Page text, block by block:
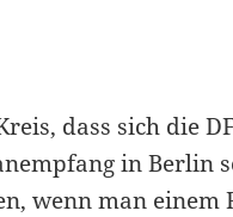
dass sich die
in Berlin
wenn man einem